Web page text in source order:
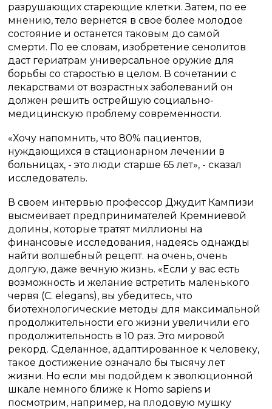
разрушающих стареющие клетки.Затем, по ее
мнению, тело вернется в свое более молодое
состояние и останется таковым до самой
смерти. По ее словам, изобретение сенолитов
даст гериатрам универсальное оружие для
борьбы со старостью в целом. В сочетании с
лекарствами от возрастных заболеваний он
должен решить острейшую социально-
медицинскую проблему современности.
«Хочу напомнить, что 80% пациентов,
нуждающихся в стационарном лечении в
больницах, - это люди старше 65 лет», - сказал
исследователь.
В своем интервью профессор Джудит Кампизи
высмеивает предпринимателей Кремниевой
долины, которые тратят миллионы на
финансовые исследования, надеясь однажды
найти волшебный рецепт. на очень, очень
долгую, даже вечную жизнь. «Если у вас есть
возможность и желание встретить маленького
червя (C. elegans), вы убедитесь, что
биотехнологические методы для максимальной
продолжительности его жизни увеличили его
продолжительность в 10 раз.Это мировой
рекорд.Сделанное, адаптированное к человеку,
такое достижение означало бы тысячу лет
жизни. Но если мы подойдем к эволюционной
шкале немного ближе к Homo sapiens и
посмотрим, например, на плодовую мушку